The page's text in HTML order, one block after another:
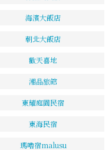
海濱大飯店
朝北大飯店
歡天喜地
湘品旅館
東耀庭園民宿
東海民宿
瑪嚕宿malusu